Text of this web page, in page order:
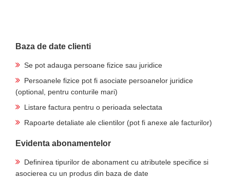
Baza de date clienti
Se pot adauga persoane fizice sau juridice
Persoanele fizice pot fi asociate persoanelor juridice
(optional, pentru conturile mari)
Listare factura pentru o perioada selectata
Rapoarte detaliate ale clientilor (pot fi anexe ale facturilor)
Evidenta abonamentelor
Definirea tipurilor de abonament cu atributele specifice si
asocierea cu un produs din baza de date